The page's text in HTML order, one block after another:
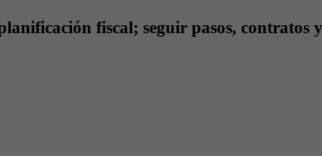
fiscal; seguir pasos, contratos